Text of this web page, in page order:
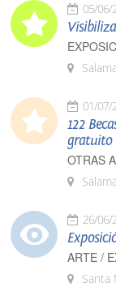
05/06/
01/07/
122
gratuito
OTRAS
26/06/
ARTE /
Santa